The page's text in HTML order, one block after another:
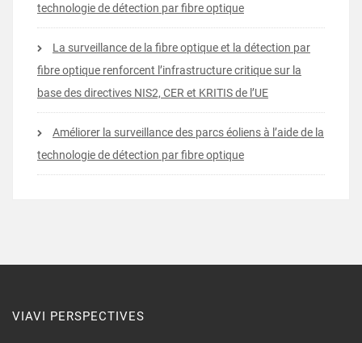
technologie de détection par fibre optique
La surveillance de la fibre optique et la détection par
fibre optique renforcent l’infrastructure critique sur la
base des directives NIS2, CER et KRITIS de l’UE
Améliorer la surveillance des parcs éoliens à l’aide de la
technologie de détection par fibre optique
VIAVI PERSPECTIVES